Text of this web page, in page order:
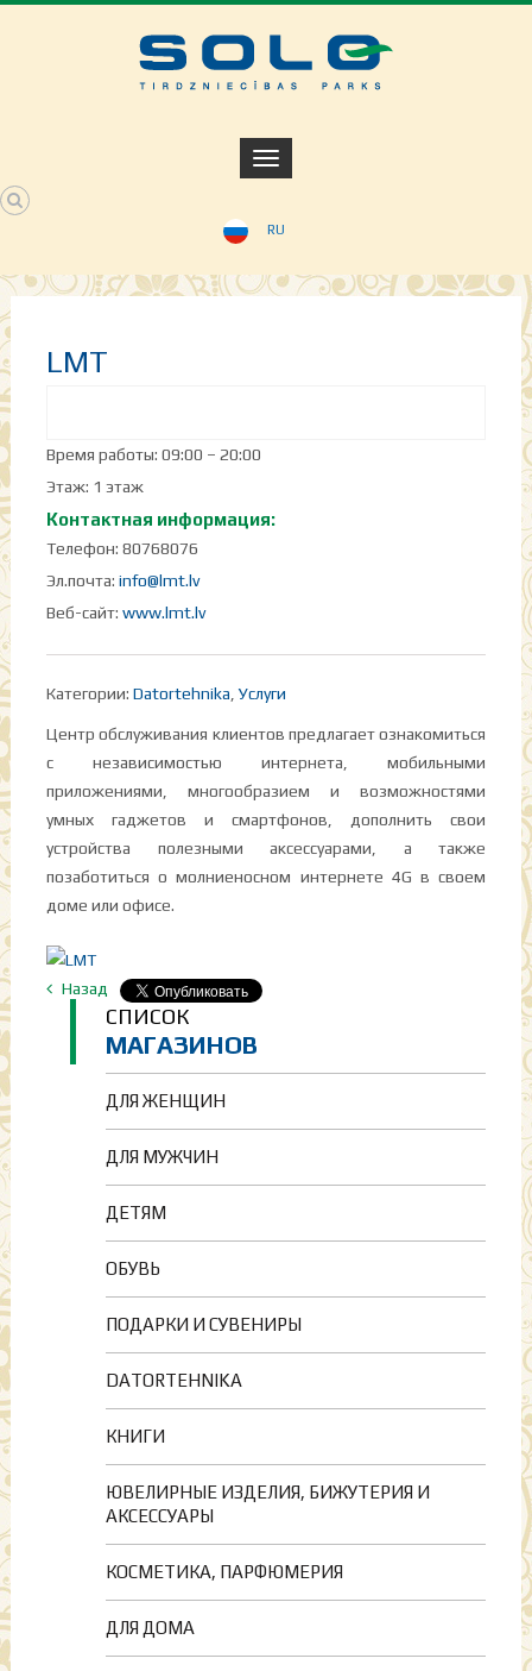
RU
LMT
Время работы: 09:00 – 20:00
Этаж: 1 этаж
Контактная информация:
Телефон: 80768076
Эл.почта: info@lmt.lv
Веб-сайт: www.lmt.lv
Категории: Datortehnika ,Услуги
Центр обслуживания клиентов предлагает ознакомиться
с независимостью интернета, мобильными
приложениями, многообразием и возможностями
умных гаджетов и смартфонов, дополнить свои
устройства полезными аксессуарами, а также
позаботиться о молниеносном интернете 4G в своем
доме или офисе.
Назад
СПИСОК
МАГАЗИНОВ
ДЛЯ ЖЕНЩИН
ДЛЯ МУЖЧИН
ДЕТЯМ
ОБУВЬ
ПОДАРКИ И СУВЕНИРЫ
DATORTEHNIKA
КНИГИ
ЮВЕЛИРНЫЕ ИЗДЕЛИЯ, БИЖУТЕРИЯ И
АКСЕССУАРЫ
КОСМЕТИКА, ПАРФЮМЕРИЯ
ДЛЯ ДОМА